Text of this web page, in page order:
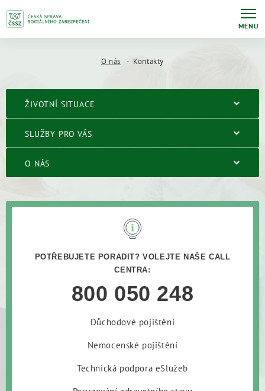
MENU
O nás Kontakty
ŽIVOTNÍ SITUACE
SLUŽBY PRO VÁS
O NÁS
POTŘEBUJETE PORADIT? VOLEJTE NAŠE CALL
CENTRA:
800 050 248
Důchodové pojištění
Nemocenské pojištění
Technická podpora eSlužeb